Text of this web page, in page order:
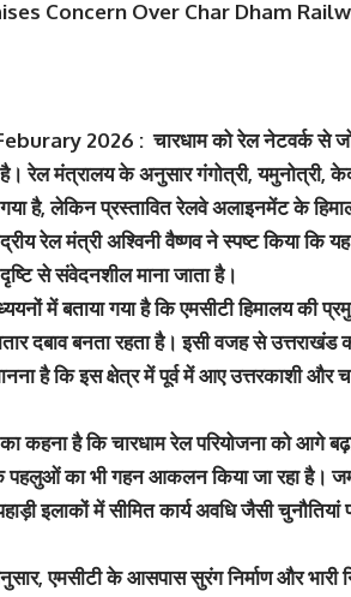
Concern Over Char Dham
2026 : चारधाम को रेल नेटवर्क से
रेल मंत्रालय के अनुसार गंगोत्री, यमुनोत्री,
गया है, लेकिन प्रस्तावित रेलवे अलाइनमेंट के
रेल मंत्री अश्विनी वैष्णव ने स्पष्ट किया
से संवेदनशील माना जाता है।
में बताया गया है कि एमसीटी हिमालय की
दबाव बनता रहता है। इसी वजह से
है कि इस क्षेत्र में पूर्व में आए उत्तरकाशी
कहना है कि चारधाम रेल परियोजना को आगे
का भी गहन आकलन किया जा रहा है।
इलाकों में सीमित कार्य अवधि जैसी
एमसीटी के आसपास सुरंग निर्माण और भारी